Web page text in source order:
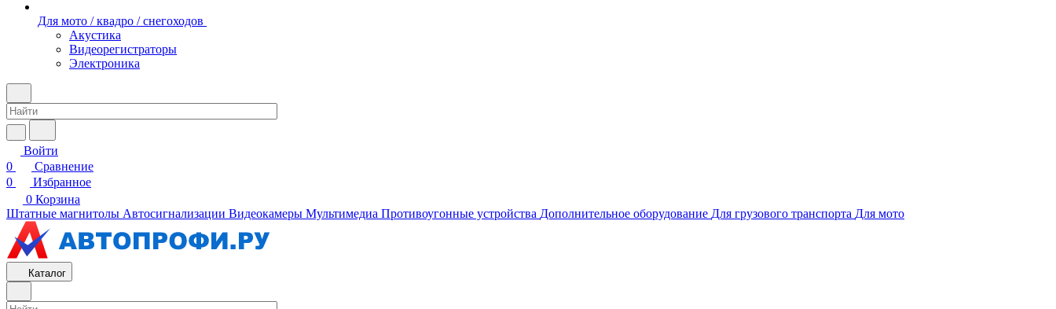
Для мото / квадро / снегоходов
Акустика
Видеорегистраторы
Электроника
Войти
0
Сравнение
0
Избранное
0 Корзина
Штатные магнитолы Автосигнализации Видеокамеры Мультимедиа Противоугонные устройства Дополнительное оборудование Для грузового транспорта Для мото
Каталог